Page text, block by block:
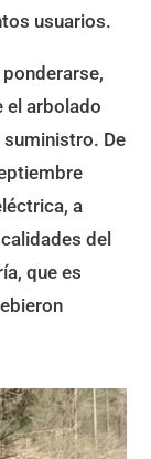
usuarios.
el arbolado
De
a
del
que es